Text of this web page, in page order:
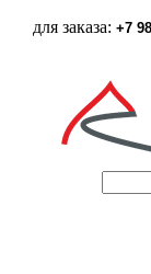
для заказа: +7